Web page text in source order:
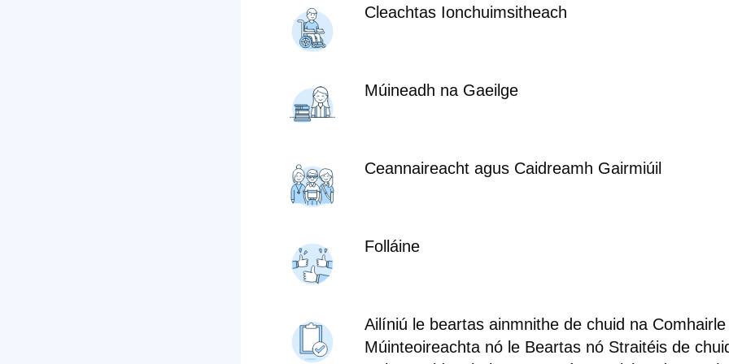
Cleachtas Ionchuimsitheach
Múineadh na Gaeilge
Ceannaireacht agus Caidreamh Gairmiúil
Folláine
Ailíniú le beartas ainmnithe de chuid na Comhairle
Múinteoireachta nó le Beartas nó Straitéis de